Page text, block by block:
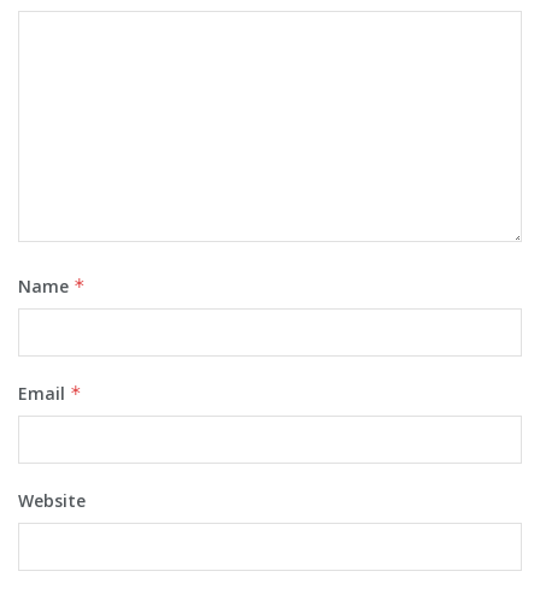
Name *
Email *
Website